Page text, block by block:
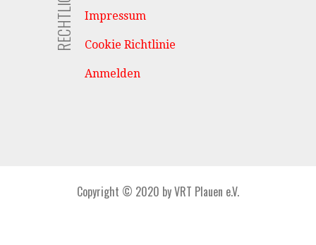
Impressum
Cookie Richtlinie
Anmelden
Copyright © 2020 by VRT Plauen e.V.